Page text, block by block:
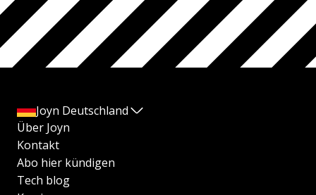
Joyn Deutschland
Über Joyn
Kontakt
Abo hier kündigen
Tech blog